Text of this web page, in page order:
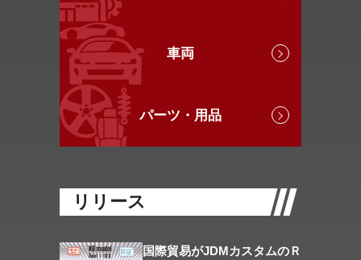
車両
パーツ・用品
リリース
国際貿易がJDMカスタムのＲ